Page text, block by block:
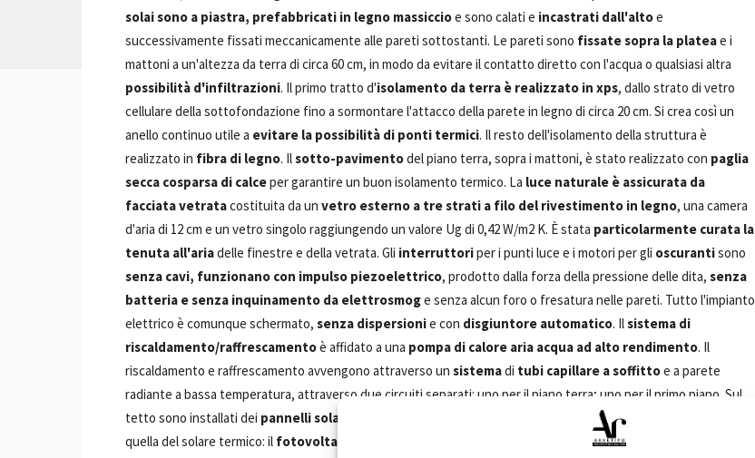
solai sono a piastra, prefabbricati in legno massiccioe sono calati e incastrati dall'altoe
successivamente fissati meccanicamente alle pareti sottostanti. Le pareti sono fissate sopra la plateae i
mattoni a un'altezza da terra di circa 60 cm, in modo da evitare il contatto diretto con l'acqua o qualsiasi altra
possibilità d'infiltrazioni. Il primo tratto d'isolamento da terra è realizzato in xps, dallo strato di vetro
cellulare della sottofondazione fino a sormontare l'attacco della parete in legno di circa 20 cm. Si crea così un
anello continuo utile a evitare la possibilità di ponti termici. Il resto dell'isolamento della struttura è
realizzato in fibra di legno. Ilsotto-pavimentodel piano terra, sopra i mattoni, è stato realizzato con paglia
secca cosparsa di calceper garantire un buon isolamento termico. La luce naturale è assicurata da
facciata vetratacostituita da un vetro esterno a tre strati a filo del rivestimento in legno, una camera
d'aria di 12 cm e un vetro singolo raggiungendo un valore Ug di 0,42 W/m2 K. È stata particolarmente curata la
tenuta all'ariadelle finestre e della vetrata. Gli interruttoriper i punti luce e i motori per gli oscurantisono
senza cavi, funzionano con impulso piezoelettrico, prodotto dalla forza della pressione delle dita, senza
batteria e senza inquinamento da elettrosmoge senza alcun foro o fresatura nelle pareti. Tutto l'impianto
elettrico è comunque schermato, senza dispersionie con disgiuntore automatico. Ilsistema di
riscaldamento/raffrescamentoè affidato a una pompa di calore aria acqua ad alto rendimento. Il
riscaldamento e raffrescamento avvengono attraverso un sistemadi tubi capillare a soffittoe a parete
radiante a bassa temperatura, attraverso due circuiti separati: uno per il piano terra; uno per il primo piano. Sul
tetto sono installati dei pannelli solari ibridi
. Questa tecnologia unisce e scambia la tecnica del fotovoltaico e
quella del solare termico: il fotovoltaico assorbe le radiazioni solari
, mentre la parte che non riesce ad